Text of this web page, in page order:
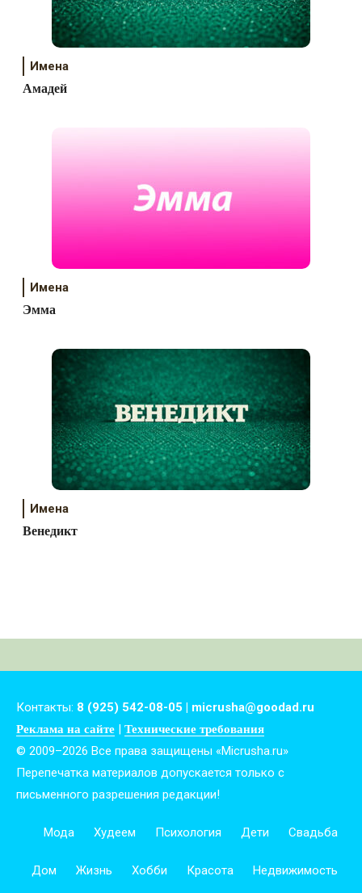
Имена
Амадей
Имена
Эмма
Имена
Венедикт
Контакты: 8 (925) 542-08-05 | micrusha@goodad.ru
Реклама на сайте | Технические требования
© 2009–2026 Все права защищены «Micrusha.ru»
Перепечатка материалов допускается только с
письменного разрешения редакции!
Мода Худеем Психология Дети Свадьба
Дом Жизнь Хобби Красота Недвижимость